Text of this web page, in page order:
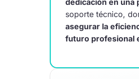
dedicación en una
soporte técnico,
asegurar la
futuro profesional